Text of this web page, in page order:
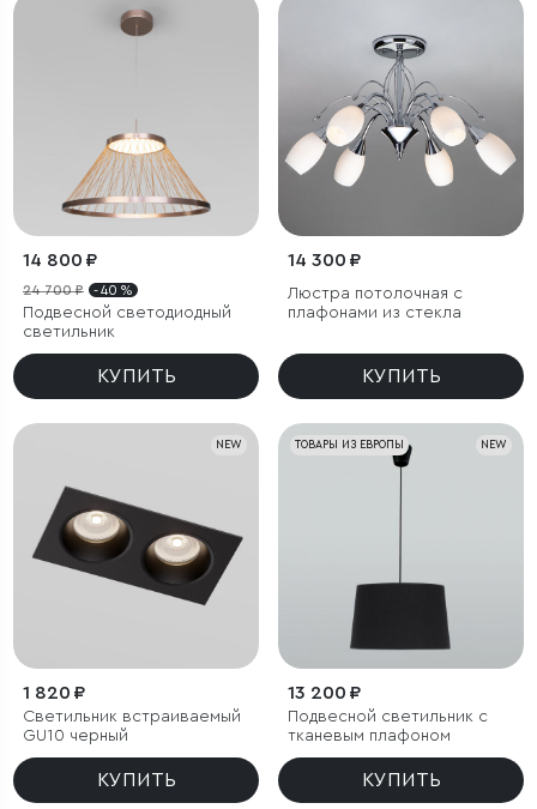
14 800 ₽
24 700 ₽ - 40 %
Подвесной светодиодный
светильник
КУПИТЬ
14 300 ₽
Люстра потолочная с
плафонами из стекла
КУПИТЬ
NEW
1 820 ₽
Светильник встраиваемый
GU10 черный
КУПИТЬ
NEW
ТОВАРЫ ИЗ ЕВРОПЫ
13 200 ₽
Подвесной светильник с
тканевым плафоном
КУПИТЬ